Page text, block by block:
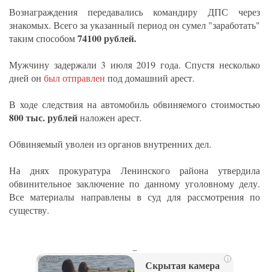
Вознаграждения передавались командиру ДПС через
знакомых. Всего за указанный период он сумел "заработать"
таким способом74100 рублей.
Мужчину задержали 3 июля 2019 года. Спустя несколько
дней он был отправлен под домашний арест.
В ходе следствия на автомобиль обвиняемого стоимостью
800 тыс. рублейналожен арест.
Обвиняемый уволен из органов внутренних дел.
На днях прокуратура Ленинского района утвердила
обвинительное заключение по данному уголовному делу.
Все материалы направлены в суд для рассмотрения по
существу.
i
Скрытая камера